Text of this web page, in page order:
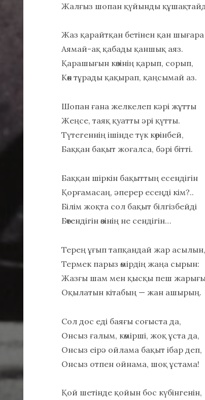
Жалғыз шопан қүйынды
Жаз қарайтқан бетінен қан шығара
Аямай-ақ қабады қаншық аяз.
Қарашығын көзінің қарып, сорып,
Көк тұрады қақырап, қаңсымай аз.
Шопан ғана желкелеп кәрі жұтты
Жеңсе, таяқ қуатты әрі қүтты.
Түтегеннің ішінде түк көрінбей,
Баққан бақыт жоғалса, бәрі бітті.
Баққан шіркін бақыттың есендігін
Қорғамасаң, әперер есеңді кім?..
Білім жоқта сол бақыт білгізбейді
Бөтендігін өзінің не сендігін…
Терең ұғып тапқандай жар асылын,
Термек парыз өмірдің жаңа сырын:
Жазғы шам мен қысқы пеш
Оқылатын кітабың — жан ашырың.
Сол дос еді баяғы соғыста да,
Онсыз ғалым, көмірші, жоқ ұста да,
Онсыз еірә ойлама бақыт ібар деп,
Онсыз отпен ойнама, шоқ ұстама!
Қой шетінде қойын бос күбінгенін,